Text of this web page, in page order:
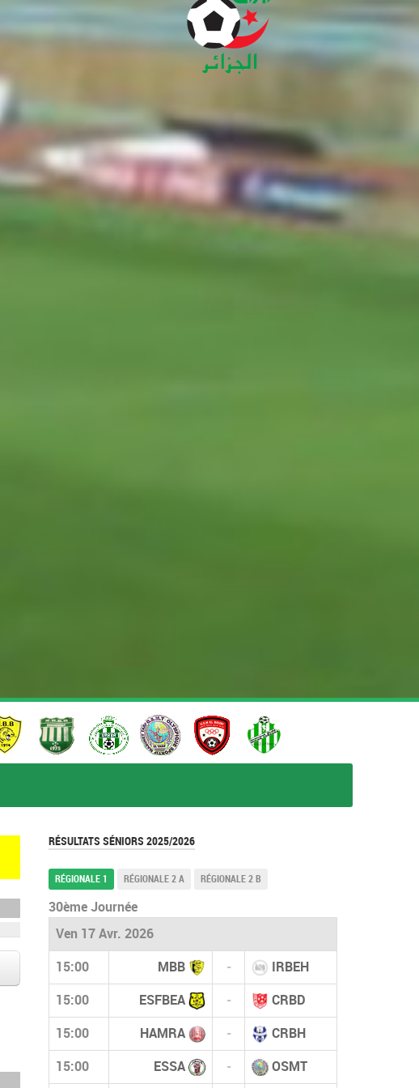
RÉSULTATS SÉNIORS 2025/2026
RÉGIONALE 1 RÉGIONALE 2 A RÉGIONALE 2 B
30ème Journée
Ven 17 Avr. 2026
15:00 MBB - IRBEH
15:00 ESFBEA - CRBD
15:00 HAMRA - CRBH
15:00 ESSA - OSMT